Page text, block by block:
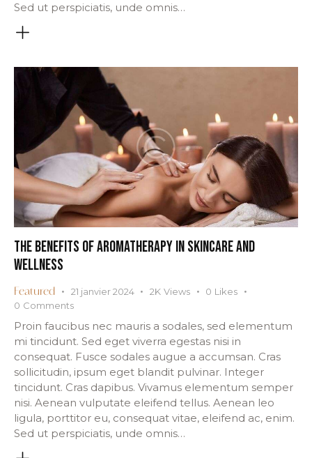
Sed ut perspiciatis, unde omnis…
THE BENEFITS OF AROMATHERAPY IN SKINCARE AND
WELLNESS
Featured 21 janvier 2024 2K Views 0 Likes
0 Comments
Proin faucibus nec mauris a sodales, sed elementum
mi tincidunt. Sed eget viverra egestas nisi in
consequat. Fusce sodales augue a accumsan. Cras
sollicitudin, ipsum eget blandit pulvinar. Integer
tincidunt. Cras dapibus. Vivamus elementum semper
nisi. Aenean vulputate eleifend tellus. Aenean leo
ligula, porttitor eu, consequat vitae, eleifend ac, enim.
Sed ut perspiciatis, unde omnis…